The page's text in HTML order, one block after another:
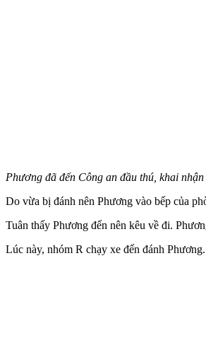
Phương đã đến Công an đầu thú, khai
Do vừa bị đánh nên Phương vào bếp của
Tuân thấy Phương đến nên kêu về đi.
Lúc này, nhóm R chạy xe đến đánh